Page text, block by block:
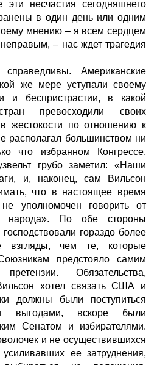
эти несчастия сегодняшнего
в один день или одним
мнению – я всем сердцем
– нас ждет трагедия
Американские
же мере уступали своему
и беспристрастии, в какой
превосходили своих
жестокости по отношению к
располагал большинством ни
что избранном Конгрессе.
грубо заметил: «Наши
и, наконец, сам Вильсон
что в настоящее время
уполномочен говорить от
народа». По обе стороны
гораздо более
взгляды, чем те, которые
предстояло самим
Обязательства,
хотел связать США и
должны были поступиться
выгодами, вскоре были
Сенатом и избирателями.
и не осуществившихся
ее затруднения,